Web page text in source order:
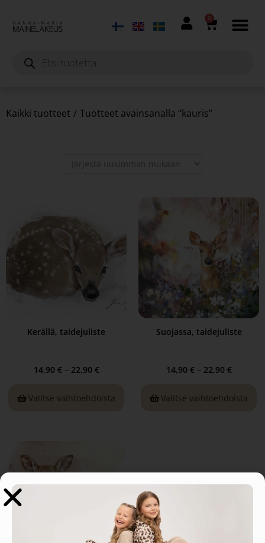
0
Kaikki tuotteet / Tuotteet avainsanalla “kauris”
Kerällä, taidejuliste
14,90 € – 22,90 €
Valitse vaihtoehdoista
Suojassa, taidejuliste
14,90 € – 22,90 €
Valitse vaihtoehdoista